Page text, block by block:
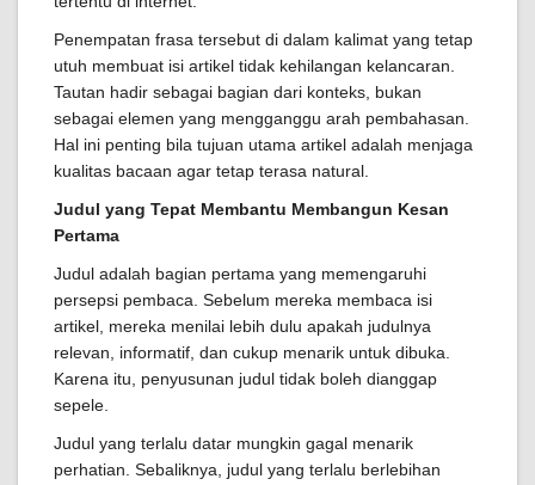
Penempatan frasa tersebut di dalam kalimat yang tetap
utuh membuat isi artikel tidak kehilangan kelancaran.
Tautan hadir sebagai bagian dari konteks, bukan
sebagai elemen yang mengganggu arah pembahasan.
Hal ini penting bila tujuan utama artikel adalah menjaga
kualitas bacaan agar tetap terasa natural.
Judul yang Tepat Membantu Membangun Kesan
Pertama
Judul adalah bagian pertama yang memengaruhi
persepsi pembaca. Sebelum mereka membaca isi
artikel, mereka menilai lebih dulu apakah judulnya
relevan, informatif, dan cukup menarik untuk dibuka.
Karena itu, penyusunan judul tidak boleh dianggap
sepele.
Judul yang terlalu datar mungkin gagal menarik
perhatian. Sebaliknya, judul yang terlalu berlebihan